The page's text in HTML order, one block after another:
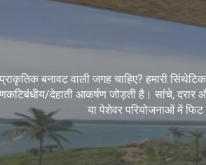
बनावट वाली जगह चाहिए? हमारी
देहाती आकर्षण जोड़ती है। सांचे,
या पेशेवर परियोजनाओं में